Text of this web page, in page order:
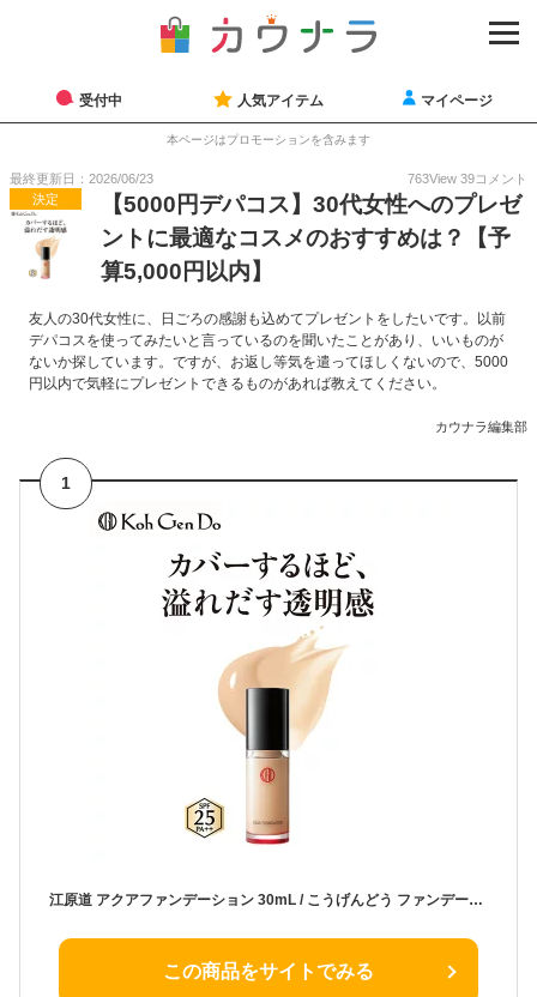
受付中 人気アイテム マイページ
本ページはプロモーションを含みます
最終更新日：2026/06/23 763View 39コメント
決定
【5000円デパコス】30代女性へのプレゼ
ントに最適なコスメのおすすめは？【予
算5,000円以内】
友人の30代女性に、日ごろの感謝も込めてプレゼントをしたいです。以前
デパコスを使ってみたいと言っているのを聞いたことがあり、いいものが
ないか探しています。ですが、お返し等気を遣ってほしくないので、5000
円以内で気軽にプレゼントできるものがあれば教えてください。
カウナラ編集部
1
江原道 アクアファンデーション 30mL / こうげんどう ファンデーション カバー力 リキッド リキッドファンデーション リキッドファンデ ファンデ アクア ベースメイク 化粧品 ギフト ブランド コウゲンドウ 崩れない 50 代 40代 30代 20代
この商品をサイトでみる